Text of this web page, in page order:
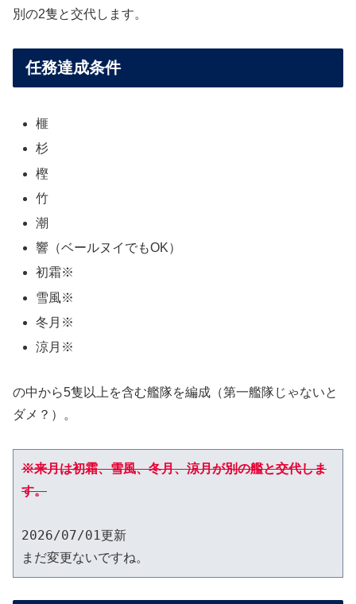
別の2隻と交代します。
任務達成条件
榧
杉
樫
竹
潮
響（ベールヌイでもOK）
初霜※
雪風※
冬月※
涼月※
の中から5隻以上を含む艦隊を編成（第一艦隊じゃないと
ダメ？）。
※来月は初霜、雪風、冬月、涼月が別の艦と交代しま
す。
2026/07/01更新
まだ変更ないですね。